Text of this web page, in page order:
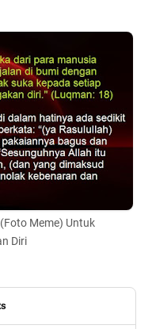
Meme) Untuk
Diri